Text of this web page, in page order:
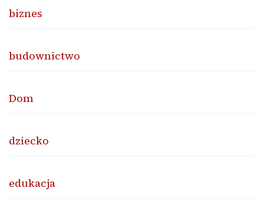
biznes
budownictwo
Dom
dziecko
edukacja